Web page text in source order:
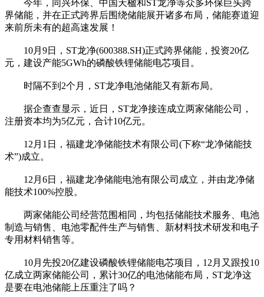
今年，同兴环保、中国天楹和ST龙净等众多环保巨头跨
界储能，并在正式跨界后围绕储能展开诸多布局，储能赛道迎
来前所未有的超高速发展！
10月9日，ST龙净(600388.SH)正式跨界储能，投资20亿
元，建设产能5GWh的磷酸铁锂储能电芯项目。
时隔不到2个月，ST龙净电池储能又有新布局。
据企查查显示，近日，ST龙净接连成立两家储能公司，
注册资本均为5亿元，合计10亿元。
12月1日，福建龙净储能技术有限公司(下称“龙净储能技
术”)成立。
12月6日，福建龙净储能电池有限公司成立，并由龙净储
能技术100%控股。
两家储能公司经营范围相同，均包括储能技术服务、电池
制造与销售、电池零配件生产与销售、新材料技术研发和电子
专用材料销售等。
10月先投20亿建设磷酸铁锂储能电芯项目，12月又跟投10
亿成立两家储能公司，累计30亿的电池储能布局，ST龙净这
是要在电池储能上压重注了吗？